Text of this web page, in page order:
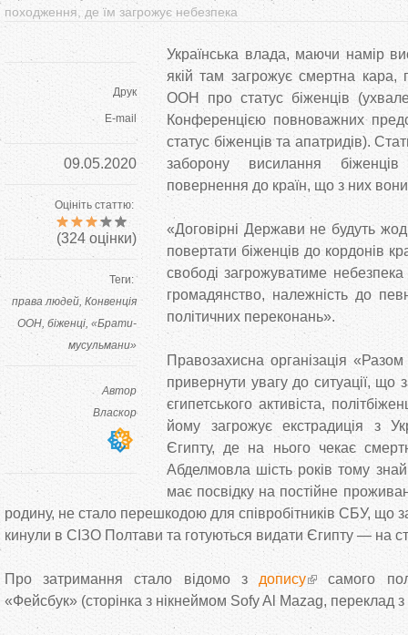
походження, де їм загрожує небезпека
Друк
E-mail
09.05.2020
Оцініть статтю:
(324 оцінки)
Теги:
права людей Конвенція
ООН біженці «Брати-
мусульмани»
Автор
Власкор
Українська влада, маючи намір
якій там загрожує смертна кара,
ООН про статус біженців
Конференцією повноважних
статус біженців та апатридів).
заборону висилання
повернення до країн, що з них
«Договірні Держави не будуть
повертати біженців до кордонів
свободі загрожуватиме небезпека
громадянство, належність до
політичних переконань».
Правозахисна організація
привернути увагу до ситуації, що
єгипетського активіста,
йому загрожує екстрадиція з
Єгипту, де на нього чекає
Абделмовла шість років тому
має посвідку на постійне
родину, не стало перешкодою для співробітників СБУ, що
кинули в СІЗО Полтави та готуються видати Єгипту — на
Про затримання стало відомо з допису
самого
«Фейсбук» (сторінка з нікнеймом Sofy Al Mazag, переклад